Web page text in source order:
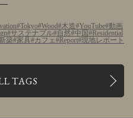
Tokyo Wood 木造 YouTube 動画
サステナブル 自然 中国
Residential
新築 家具 カフェ Report 現地レポート
TAGS